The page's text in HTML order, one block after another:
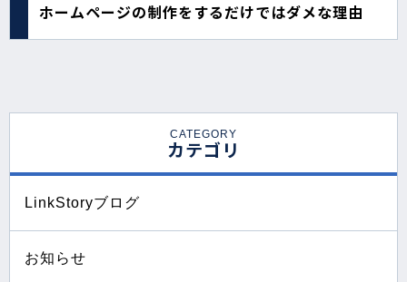
ホームページの制作をするだけではダメな理由
CATEGORY
カテゴリ
LinkStoryブログ
お知らせ